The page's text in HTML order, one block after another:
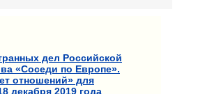
дел Российской
«Соседи по Европе».
отношений» для
декабря 2019 года